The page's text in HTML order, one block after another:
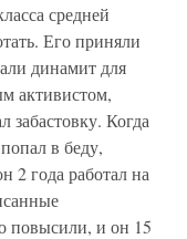
средней
Его приняли
динамит для
активистом,
забастовку. Когда
в беду,
2 года работал на
повысили, и он 15